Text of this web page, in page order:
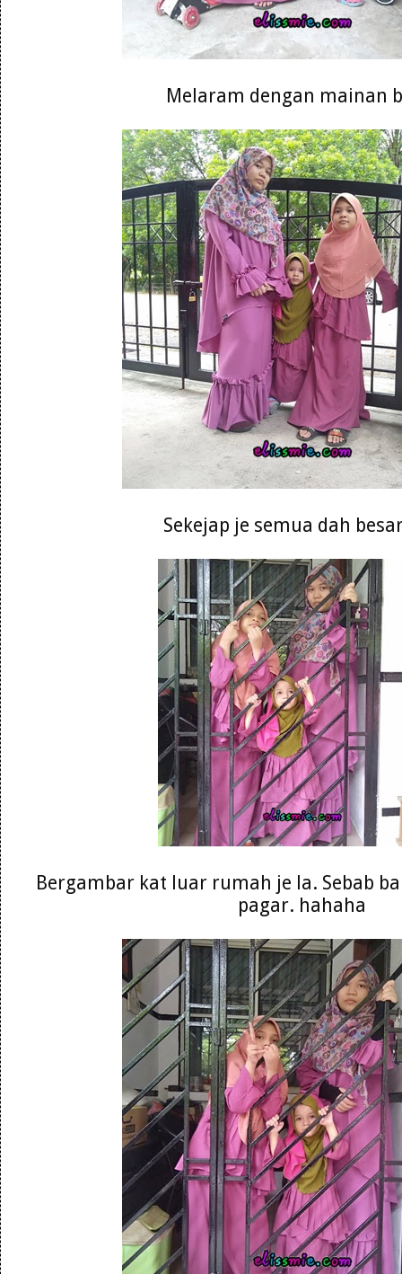
Melaram dengan mainan
Sekejap je semua dah
Bergambar kat luar rumah je la. Sebab
pagar. hahaha